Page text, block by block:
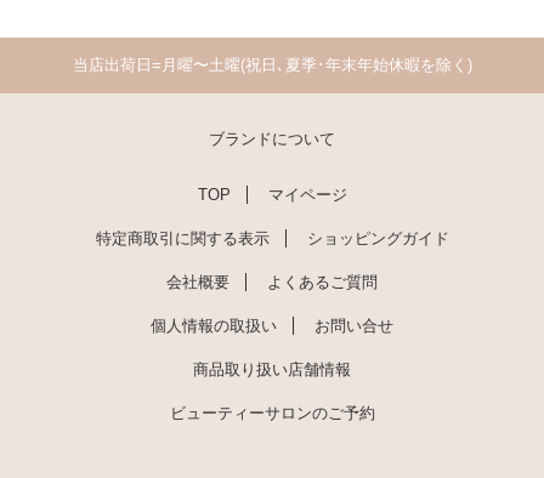
当店出荷日=月曜〜土曜(祝日､夏季･年末年始休暇を除く)
ブランドについて
TOP マイページ
特定商取引に関する表示 ショッピングガイド
会社概要 よくあるご質問
個人情報の取扱い お問い合せ
商品取り扱い店舗情報
ビューティーサロンのご予約